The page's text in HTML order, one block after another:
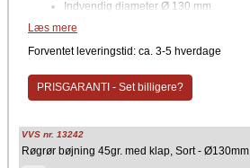
Indvendig diameter Ø 130 mm
Farve
Sort
Producent
TermaTech
Læs mere
Forventet leveringstid: ca. 3-5 hverdage
PRISGARANTI - Set billigere?
VVS nr. 13242
Røgrør bøjning 45gr. med klap, Sort - Ø130mm